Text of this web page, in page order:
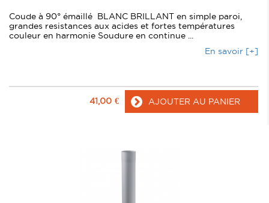
Coude à 90° émaillé BLANC BRILLANT en simple paroi,
grandes resistances aux acides et fortes températures
couleur en harmonie Soudure en continue ...
En savoir [+]
41,00 € AJOUTER AU PANIER